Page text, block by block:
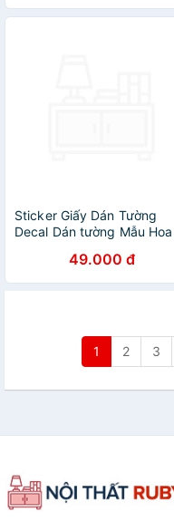
Sticker Giấy Dán Tường
Decal Dán tường Mẫu Hoa
49.000 đ
1 2 3